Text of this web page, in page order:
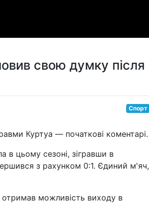
свою думку після
Спорт
Куртуа — початкові коментарі.
в цьому сезоні, зігравши в
з рахунком 0:1. Єдиний м'яч,
можливість виходу в